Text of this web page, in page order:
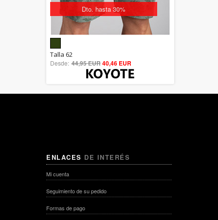
Dto. hasta 30%
out of 5
Talla 62
Desde: 44,95 EUR40,46 EUR
ENLACES DE INTERÉS
Mi cuenta
Seguimiento de su pedido
Formas de pago